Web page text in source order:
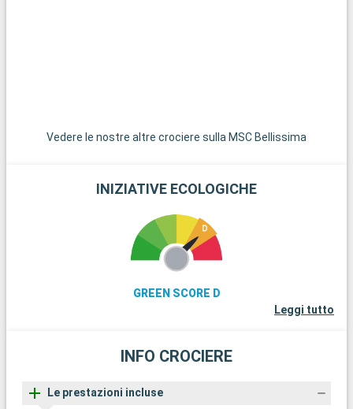
Vedere le nostre altre crociere sulla MSC Bellissima
INIZIATIVE ECOLOGICHE
GREEN SCORE D
Leggi tutto
INFO CROCIERE
Le prestazioni incluse